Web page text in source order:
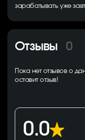
зарабатывать уже
Отзывы 0
Пока нет отзывов о
оставит отзыв!
0.0